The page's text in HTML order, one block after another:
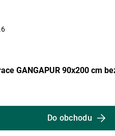
GANGAPUR 90x200 cm
Do obchodu